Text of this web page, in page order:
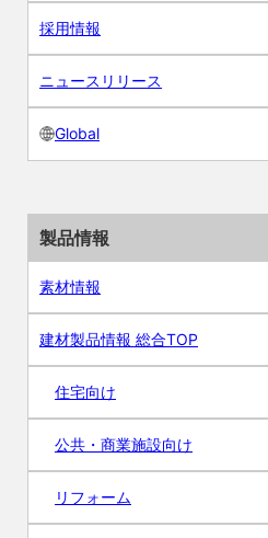
採用情報
ニュースリリース
Global
製品情報
素材情報
建材製品情報 総合TOP
住宅向け
公共・商業施設向け
リフォーム